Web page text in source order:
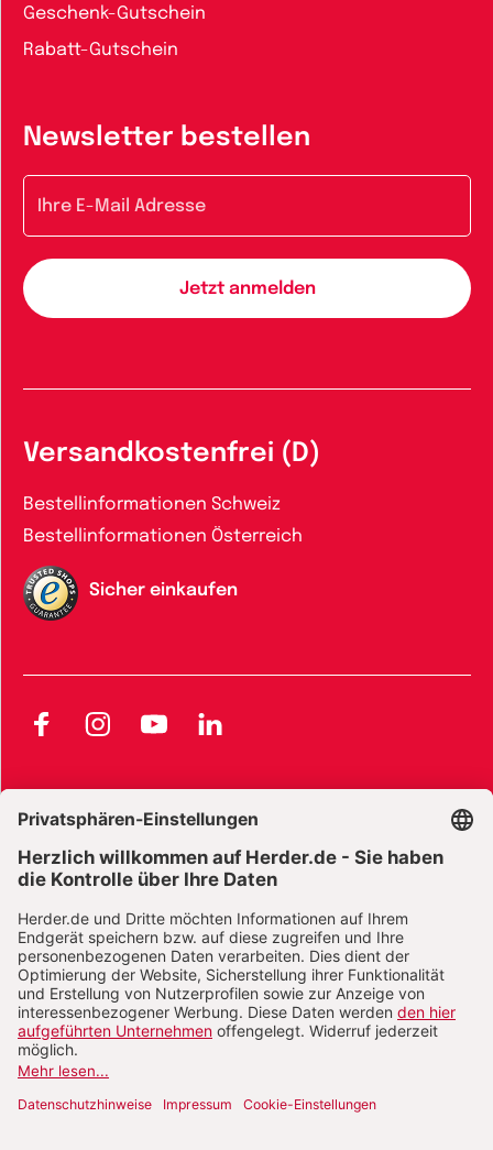
Geschenk-Gutschein
Rabatt-Gutschein
Newsletter bestellen
Versandkostenfrei (D)
Bestellinformationen Schweiz
Bestellinformationen Österreich
Sicher einkaufen
FacebookInstagramYouTubeLinkedIn
Widerrufsbelehrung E-Books
Widerrufsbelehrung Zeitschriften Datenschutz
Datenschutz Social Media Barrierefreiheit
Vertrag widerrufen